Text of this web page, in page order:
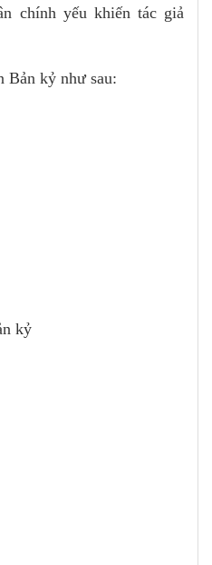
chính yếu khiến tác giả
Bản kỷ như sau:
kỷ